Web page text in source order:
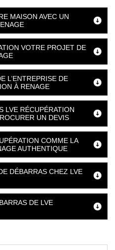
MAISON AVEC UN
VOTRE PROJET DE
L’ENTREPRISE DE
À RENAGE
LVE RÉCUPÉRATION
UN DEVIS
COMME LA
AUTHENTIQUE
DÉBARRAS CHEZ LVE
DE LVE